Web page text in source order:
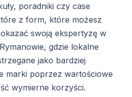
poradniki czy case
z form, które możesz
swoją ekspertyzę w
gdzie lokalne
jako bardziej
marki poprzez wartościowe
wymierne korzyści.